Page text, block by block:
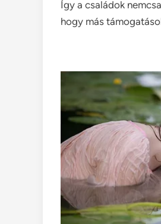
Így a családok
hogy más